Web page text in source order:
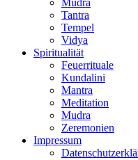
Mudra
Tantra
Tempel
Vidya
Spiritualität
Feuerrituale
Kundalini
Mantra
Meditation
Mudra
Zeremonien
Impressum